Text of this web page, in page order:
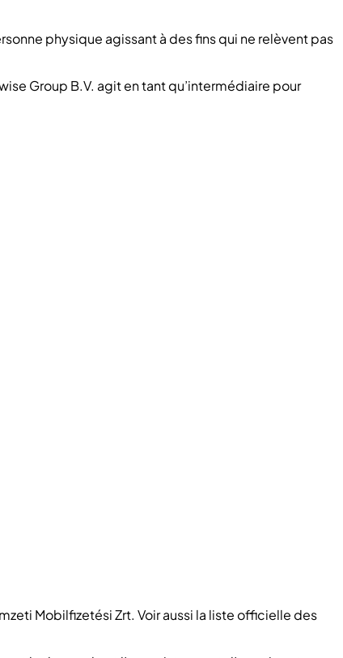
physique agissant à des fins qui ne relèvent pas
Group B.V. agit en tant qu’intermédiaire pour
Mobilfizetési Zrt. Voir aussi la liste officielle des